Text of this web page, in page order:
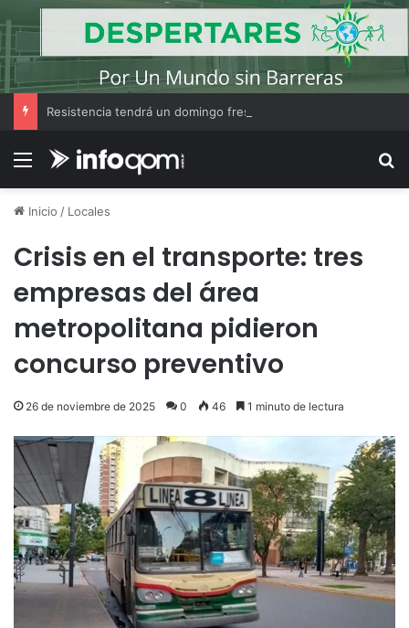
Menú
Inicio / Locales
Crisis en el transporte: tres
empresas del área
metropolitana pidieron
concurso preventivo
26 de noviembre de 2025 0 46 1 minuto de lectura